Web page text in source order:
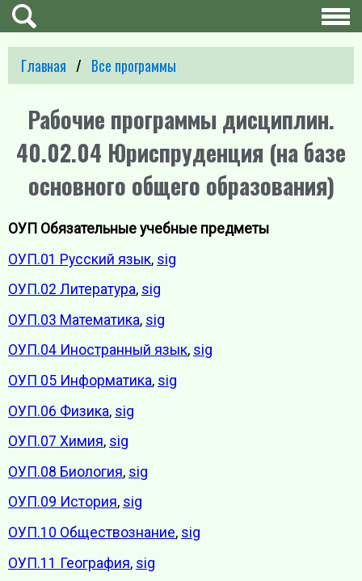
Главная Все программы
Рабочие программы дисциплин.
40.02.04 Юриспруденция (на базе
основного общего образования)
ОУП Обязательные учебные предметы
ОУП.01 Русский язык, sig
ОУП.02 Литература, sig
ОУП.03 Математика, sig
ОУП.04 Иностранный язык, sig
ОУП 05 Информатика, sig
ОУП.06 Физика, sig
ОУП.07 Химия, sig
ОУП.08 Биология, sig
ОУП.09 История, sig
ОУП.10 Обществознание, sig
ОУП.11 География, sig